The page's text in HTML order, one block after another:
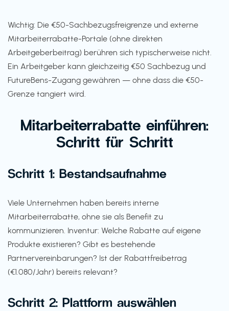
Wichtig: Die €50-Sachbezugsfreigrenze und externe
Mitarbeiterrabatte-Portale (ohne direkten
Arbeitgeberbeitrag) berühren sich typischerweise nicht.
Ein Arbeitgeber kann gleichzeitig €50 Sachbezug und
FutureBens-Zugang gewähren — ohne dass die €50-
Grenze tangiert wird.
Mitarbeiterrabatte einführen:
Schritt für Schritt
Schritt 1: Bestandsaufnahme
Viele Unternehmen haben bereits interne
Mitarbeiterrabatte, ohne sie als Benefit zu
kommunizieren. Inventur: Welche Rabatte auf eigene
Produkte existieren? Gibt es bestehende
Partnervereinbarungen? Ist der Rabattfreibetrag
(€1.080/Jahr) bereits relevant?
Schritt 2: Plattform auswählen